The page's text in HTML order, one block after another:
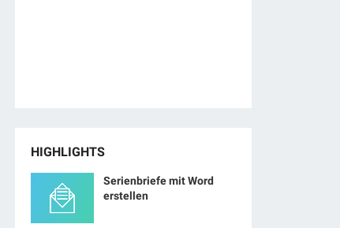
HIGHLIGHTS
Serienbriefe mit Word
erstellen